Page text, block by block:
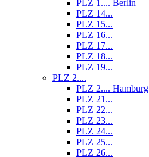
PLZ 1.... Berlin
PLZ 14...
PLZ 15...
PLZ 16...
PLZ 17...
PLZ 18...
PLZ 19...
PLZ 2....
PLZ 2.... Hamburg
PLZ 21...
PLZ 22...
PLZ 23...
PLZ 24...
PLZ 25...
PLZ 26...